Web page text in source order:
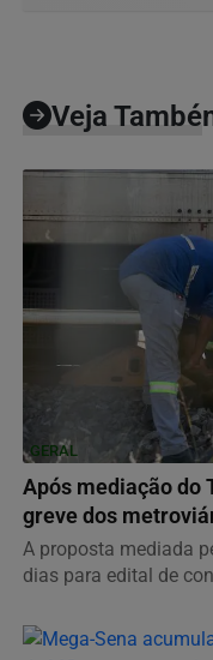
Veja
GERAL
Após mediação do
greve dos
A proposta mediada
dias para edital de